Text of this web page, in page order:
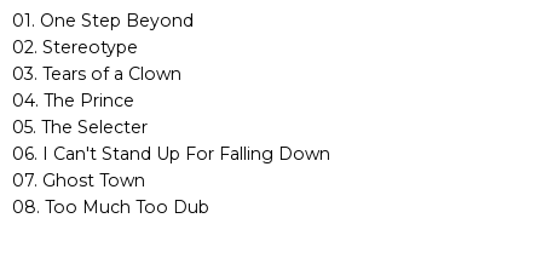
01. One Step Beyond
02. Stereotype
03. Tears of a Clown
04. The Prince
05. The Selecter
06. I Can't Stand Up For Falling Down
07. Ghost Town
08. Too Much Too Dub